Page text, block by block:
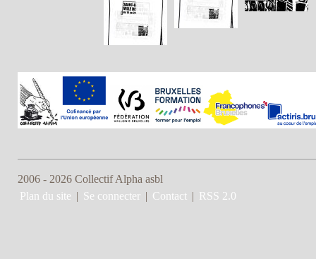
2006 - 2026 Collectif Alpha asbl
Plan du site | Se connecter | Contact | RSS 2.0